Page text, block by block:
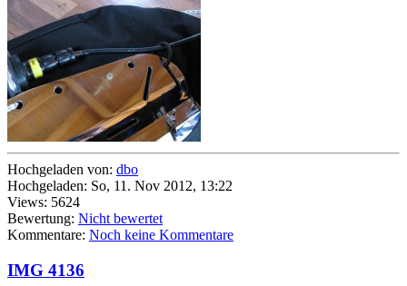
Hochgeladen von: dbo
Hochgeladen: So, 11. Nov 2012, 13:22
Views: 5624
Bewertung: Nicht bewertet
Kommentare: Noch keine Kommentare
IMG 4136